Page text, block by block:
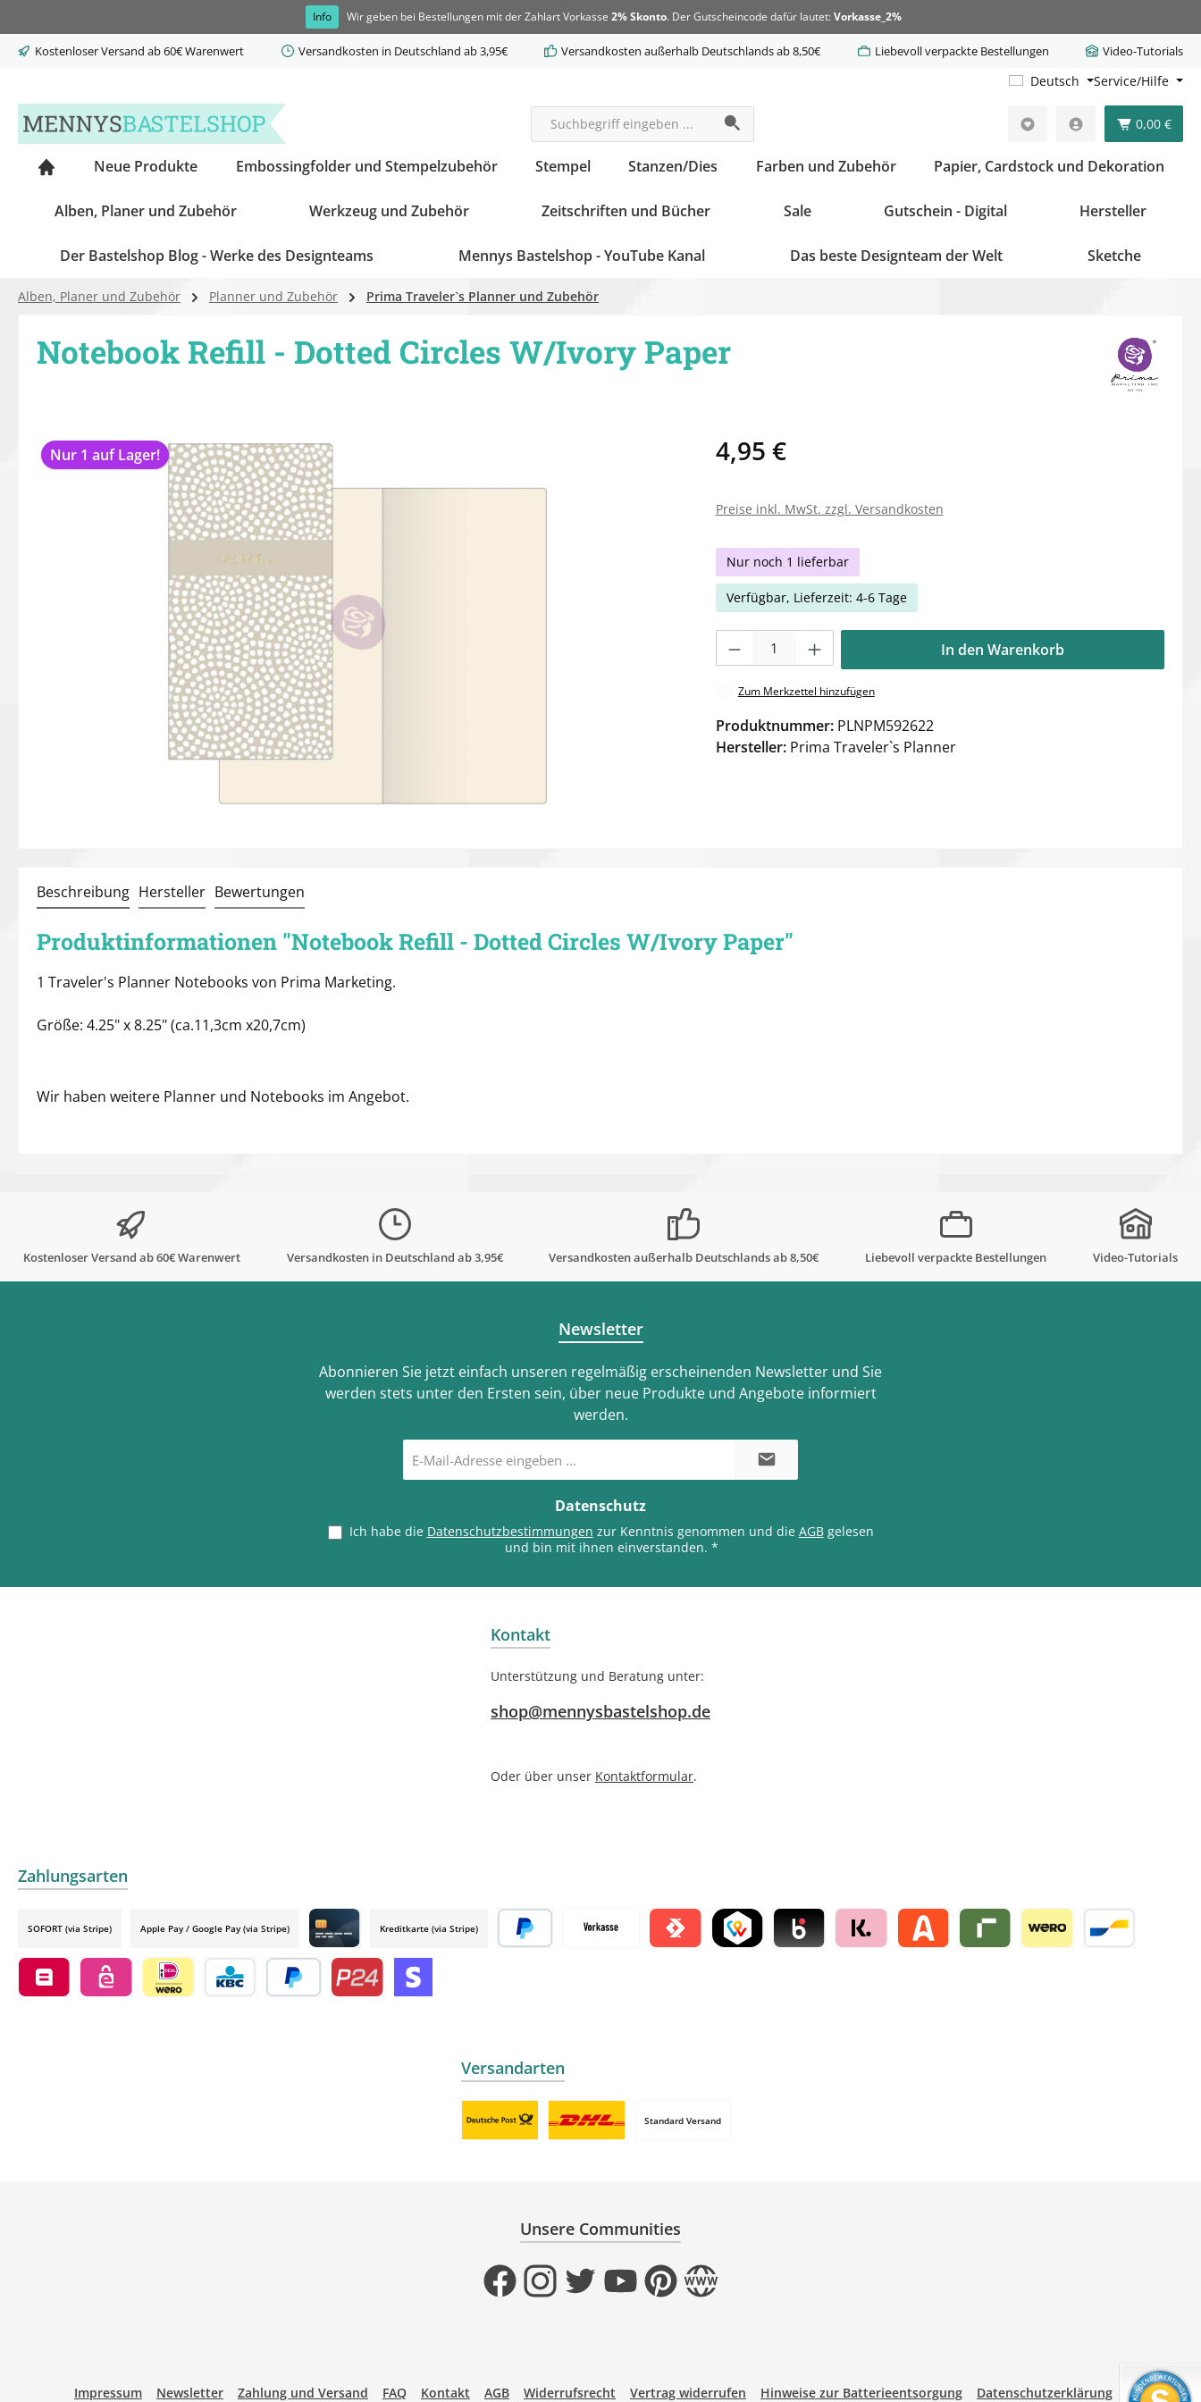
Info Wir geben bei Bestellungen mit der Zahlart Vorkasse 2% Skonto. Der Gutscheincode dafür lautet: Vorkasse_2%
Kostenloser Versand ab 60€ Warenwert Versandkosten in Deutschland ab 3,95€ Versandkosten außerhalb Deutschlands ab 8,50€ Liebevoll verpackte Bestellungen Video-Tutorials
Deutsch Service/Hilfe
0,00 €
Neue Produkte Embossingfolder und Stempelzubehör Stempel Stanzen/Dies Farben und Zubehör Papier, Cardstock und Dekoration
Alben, Planer und Zubehör Werkzeug und Zubehör Zeitschriften und Bücher Sale Gutschein - Digital Hersteller
Der Bastelshop Blog - Werke des Designteams Mennys Bastelshop - YouTube Kanal Das beste Designteam der Welt Sketche
Alben, Planer und Zubehör Planner und Zubehör Prima Traveler`s Planner und Zubehör
Notebook Refill - Dotted Circles W/Ivory Paper
Bildergalerie überspringen
Nur 1 auf Lager! 4,95 €
Preise inkl. MwSt. zzgl. Versandkosten
Nur noch 1 lieferbar
Verfügbar, Lieferzeit: 4-6 Tage
In den Warenkorb
Zum Merkzettel hinzufügen
Produktnummer: PLNPM592622
Hersteller: Prima Traveler`s Planner
Beschreibung Hersteller Bewertungen
Produktinformationen "Notebook Refill - Dotted Circles W/Ivory Paper"
1 Traveler's Planner Notebooks von Prima Marketing.
Größe: 4.25" x 8.25" (ca.11,3cm x20,7cm)
Wir haben weitere Planner und Notebooks im Angebot.
Kostenloser Versand ab 60€ Warenwert Versandkosten in Deutschland ab 3,95€ Versandkosten außerhalb Deutschlands ab 8,50€ Liebevoll verpackte Bestellungen Video-Tutorials
Newsletter
Abonnieren Sie jetzt einfach unseren regelmäßig erscheinenden Newsletter und Sie
werden stets unter den Ersten sein, über neue Produkte und Angebote informiert
werden.
Mail-
Adresse
Datenschutz
Ich habe die Datenschutzbestimmungen zur Kenntnis genommen und die AGBgelesen
und bin mit ihnen einverstanden. *
Kontakt
Unterstützung und Beratung unter:
shop@mennysbastelshop.de
Oder über unser Kontaktformular.
Zahlungsarten
SOFORT (via Stripe) Apple Pay / Google Pay (via Stripe)
Credit card by mollie
Kreditkarte (via Stripe)
Versandarten
Standard Versand
Unsere Communities
FacebookInstagramTwitterYouTubePinterestWebsite
Impressum Newsletter Zahlung und Versand FAQ Kontakt AGB Widerrufsrecht Vertrag widerrufen Hinweise zur Batterieentsorgung Datenschutzerklärung